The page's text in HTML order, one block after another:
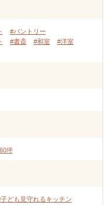
#パントリー
#書斎 #和室
#洋室
坪
ども見守れるキッチン